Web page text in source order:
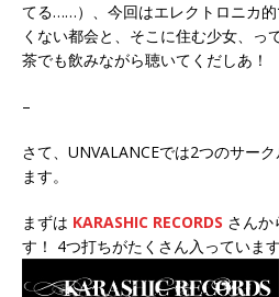
てる……）、今回はエレクトロニカ
くない都会と、そこに住む少女、っ
茶でも飲みながら聴いてくだしあ！
–
さて、UNVALANCEでは2つのサー
ます。
まずは KARASHIC RECORDS さんか
す！ 4つ打ちがたくさん入っています